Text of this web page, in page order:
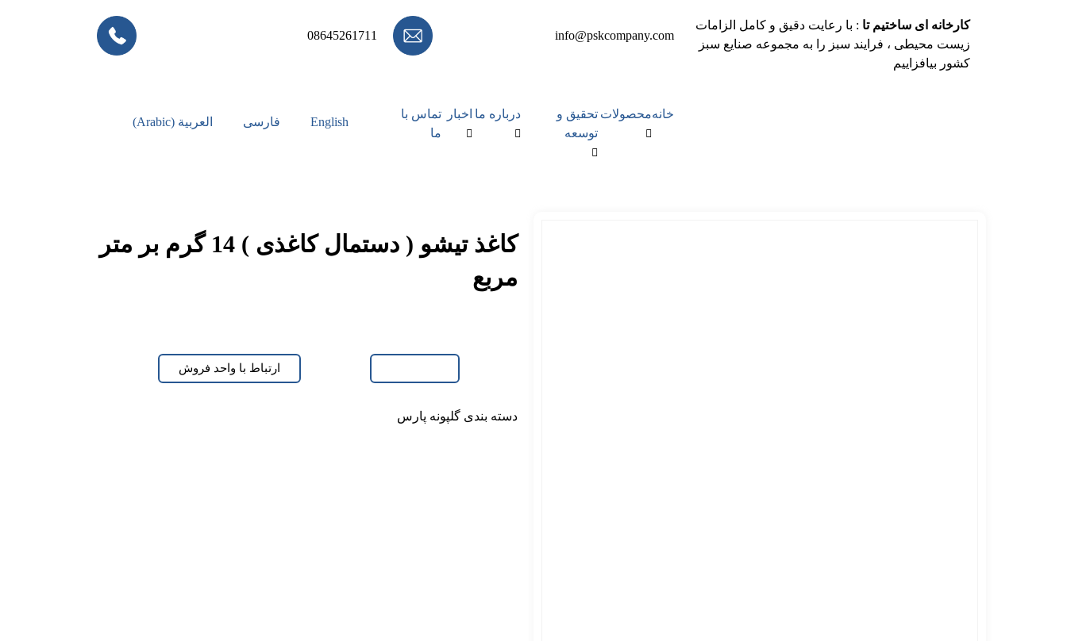
کارخانه ای ساختیم تا : با رعایت دقیق و کامل الزامات
زیست محیطی ، فرایند سبز را به مجموعه صنایع سبز
کشور بیافزاییم
info@pskcompany.com
08645261711
خانهمحصولات تحقیق و
توسعه
درباره ما اخبار
تماس با
ما
English فارسی العربية (
Arabic
)
کاغذ تیشو ( دستمال کاغذی ) 14 گرم بر متر
مربع
ارتباط با واحد فروش
دسته بندی گلپونه پارس